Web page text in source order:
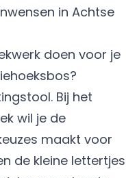
in Achtse
doen voor je
Bij het
wil je de
maakt voor
de kleine lettertjes